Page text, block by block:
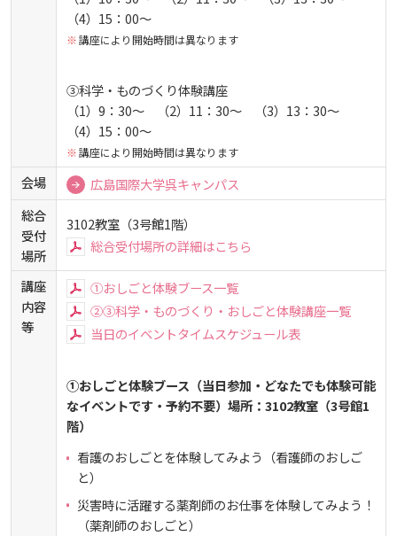
カリキュラム・ポリシー（2016～2019年度保健医
カリキュラム・ポリシー（2016～2019年度心理・
薬・医療栄養）
カリキュラム・ポリシー（2015年度以前入学生）
カリキュラム・ポリシー（大学院対象）
ディプロマ・ポリシー（2016～2019年度入学生）
大学院ディプロマ・ポリシー（2024年度入学生）
大学院ディプロマ・ポリシー（2021～2023年度入
学生）
大学院ディプロマ・ポリシー（2020年度以前入学
生）
学長メッセージ
UI（ユニバーシティ・アイデンティティ）
大学歌
学園・姉妹校のご案内
臨床教授制度について
教職課程について
大学機関別認証評価
薬学部薬学科の自己点検・評価について
理学療法士・作業療法士教員資格及び教育内容等の
自己評価書
大学院実践臨床心理学専攻 自己点検・評価報告書
文部科学省への設置認可・届出書類・履行状況報
高等教育の修学支援新制度
ガバナンス・コード
受講生授業アンケート結果
宿泊施設
東広島キャンパス
呉キャンパス
基盤教育センター
基盤教育センターでの教育活動・概要
講座のご案内
広国ドリル
入学予定者へのお知らせ
合格者の方へのメッセージ
入学準備学習プログラム
情報端末の必携化について
感染予防にかかる抗体価検査について
専門職連携教育センター
広国IPEとは
広国IPEの授業について
広国IPE用語集
情報メディアラーニングセンター
情報端末の必携化について
ICTサポート
図書館
図書館概要
利用案内
利用案内（学外利用者）
電子ブック・電子ジャーナルなど
電子ブックをさがす
情報センター
東広島キャンパス
呉キャンパス
学内向け専用ページ
トレーニングルーム
研究倫理
連携・協定について
研究情報の公開について（オプトアウト）
子ども向け体験講座 過去の開講コース
科目等履修生制度
広島国際大学Town＆Gownoffice東広島
健幸ステーション
広国市民大学
広国市民大学とは
広国市民大学（市民カレッジ）学生募集
広国市民大学（地域交流カレッジ）学生募集
広国市民大学 過去の開講コース
しあわせ健康センター
大学見学・体験をご希望の方（一般の団体様）
地域連携に関するご意見募集
学生短期海外研修
海外専門研修
国際交流イベント
アジア介護・福祉教育研修センター
JP（日本語）
（4）15：00～
講座により開始時間は異なります
③科学・ものづくり体験講座
（1）9：30～ （2）11：30～ （3）13：30～
（4）15：00～
講座により開始時間は異なります
会場
広島国際大学呉キャンパス
総合
受付
場所
3102教室（3号館1階）
総合受付場所の詳細はこちら
講座
内容
等
①おしごと体験ブース一覧
②③科学・ものづくり・おしごと体験講座一覧
当日のイベントタイムスケジュール表
①おしごと体験ブース（当日参加・どなたでも体験可能
なイベントです・予約不要）場所：3102教室（3号館1
階）
看護のおしごとを体験してみよう（看護師のおしご
と）
災害時に活躍する薬剤師のお仕事を体験してみよう！
（薬剤師のおしごと）